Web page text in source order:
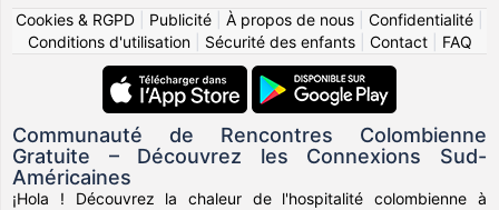
Cookies & RGPD
Publicité À propos de nous Confidentialité
Conditions d'utilisation| Sécurité des enfants| Contact| FAQ
Communauté de Rencontres Colombienne
Gratuite – Découvrez les Connexions Sud-
Américaines
¡Hola ! Découvrez la chaleur de l'hospitalité colombienne à